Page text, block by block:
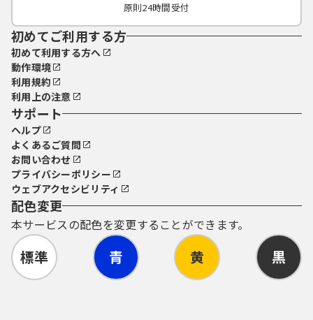
原則24時間受付
初めてご利用する方
初めて利用する方へ
動作環境
利用規約
利用上の注意
サポート
ヘルプ
よくあるご質問
お問い合わせ
プライバシーポリシー
ウェブアクセシビリティ
配色変更
本サービスの配色を変更することができます。
標準 青 黄 黒